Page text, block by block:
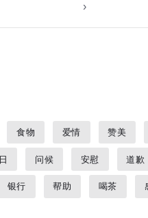
›
食物 爱情 赞美
问候 安慰 道歉
银行 帮助 喝茶